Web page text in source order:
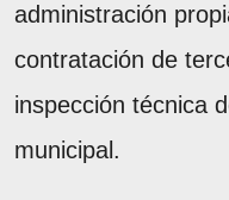
administración
contratación de
inspección técnica
municipal.